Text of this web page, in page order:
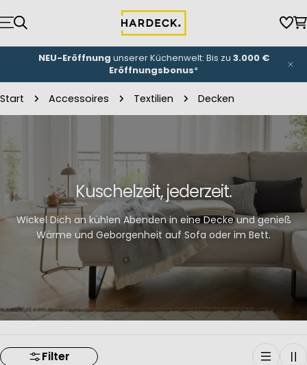
Inhalt
springen
NEU-Eröffnung unserer Küchenwelt: Bis zu 3.000 €
Eröffnungsbonus*
Start Accessoires Textilien Decken
Kuschelzeit, jederzeit.
Wickel Dich an kühlen Abenden in eine Decke und genieß
Wärme und Geborgenheit auf Sofa oder im Bett.
Filter